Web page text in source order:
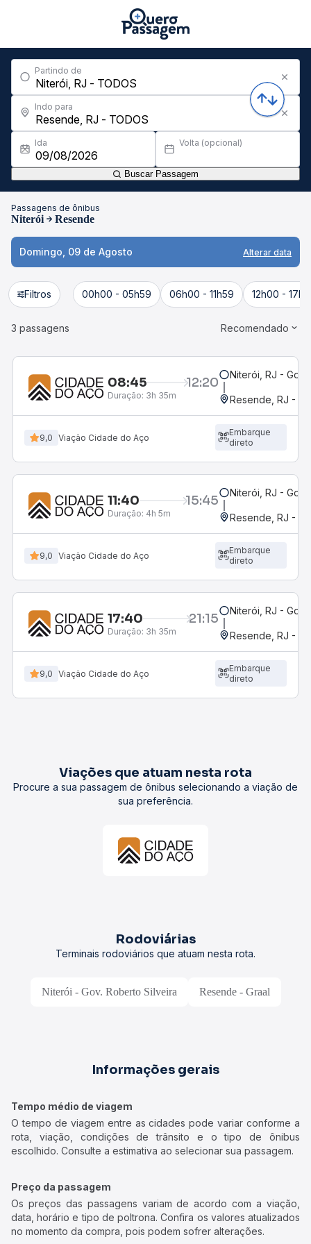
Partindo de
Indo para
Ida Volta (opcional)
Buscar Passagem
Passagens de ônibus
Niterói Resende
Domingo, 09 de Agosto Alterar data
Filtros 00h00 - 05h59 06h00 - 11h59 12h00 -
3 passagens Recomendado
08:45 12:20
Duração: 3h 35m
Niterói, RJ -
Resende, RJ -
9,0 Viação Cidade do Aço
Embarque
direto
11:40 15:45
Duração: 4h 5m
Niterói, RJ -
Resende, RJ -
9,0 Viação Cidade do Aço
Embarque
direto
17:40 21:15
Duração: 3h 35m
Niterói, RJ -
Resende, RJ -
9,0 Viação Cidade do Aço
Embarque
direto
Viações que atuam nesta rota
Procure a sua passagem de ônibus selecionando a viação de
sua preferência.
Rodoviárias
Terminais rodoviários que atuam nesta rota.
Niterói - Gov. Roberto Silveira Resende - Graal
Informações gerais
Tempo médio de viagem
O tempo de viagem entre as cidades pode variar conforme a
rota, viação, condições de trânsito e o tipo de ônibus
escolhido. Consulte a estimativa ao selecionar sua passagem.
Preço da passagem
Os preços das passagens variam de acordo com a viação,
data, horário e tipo de poltrona. Confira os valores atualizados
no momento da compra, pois podem sofrer alterações.